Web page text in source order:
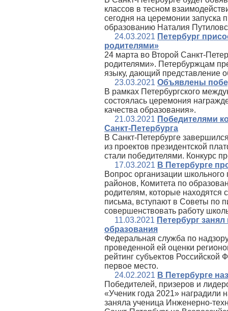
классов в тесном
сегодня на церемонии запуска
образованию Наталия
24.03.2021 Петербург
родителями»
24 марта во Второй Санкт-
родителями». Петербуржцам
языку, дающий представление
23.03.2021 Объявлены
В рамках Петербургского
состоялась церемония
качества образования».
21.03.2021 Победителями
Санкт-Петербурга
В Санкт-Петербурге
из проектов президентской
стали победителями. Конкурс
17.03.2021 В Петербурге
Вопрос организации
районов, Комитета по
родителям, которые находятся
письма, вступают в Советы по
совершенствовать работу
11.03.2021 Петербург
образования
Федеральная служба по
проведенной ей оценки
рейтинг субъектов Российской
первое место.
24.02.2021 В Петербурге
Победителей, призеров и
«Ученик года 2021» наградили
заняла ученица Инженерно-